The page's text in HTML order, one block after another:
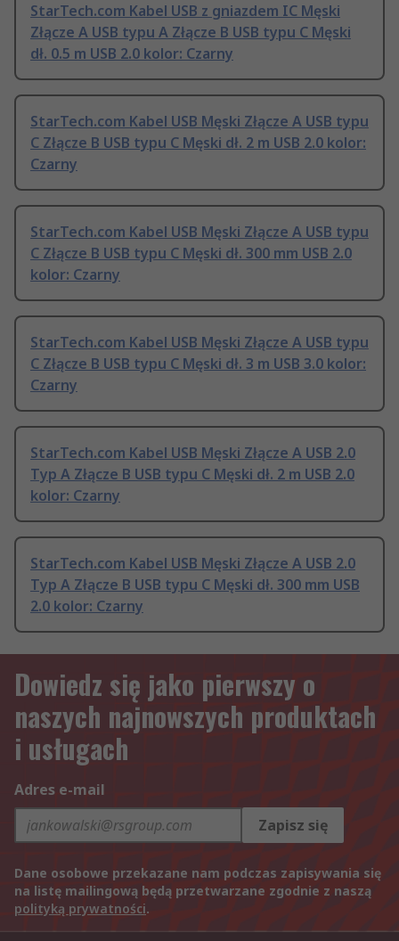
StarTech.com Kabel USB z gniazdem IC Męski
Złącze A USB typu A Złącze B USB typu C Męski
dł. 0.5 m USB 2.0 kolor: Czarny
StarTech.com Kabel USB Męski Złącze A USB typu
C Złącze B USB typu C Męski dł. 2 m USB 2.0 kolor:
Czarny
StarTech.com Kabel USB Męski Złącze A USB typu
C Złącze B USB typu C Męski dł. 300 mm USB 2.0
kolor: Czarny
StarTech.com Kabel USB Męski Złącze A USB typu
C Złącze B USB typu C Męski dł. 3 m USB 3.0 kolor:
Czarny
StarTech.com Kabel USB Męski Złącze A USB 2.0
Typ A Złącze B USB typu C Męski dł. 2 m USB 2.0
kolor: Czarny
StarTech.com Kabel USB Męski Złącze A USB 2.0
Typ A Złącze B USB typu C Męski dł. 300 mm USB
2.0 kolor: Czarny
Dowiedz się jako pierwszy o
naszych najnowszych produktach
i usługach
Adres e-mail
Zapisz się
Dane osobowe przekazane nam podczas zapisywania się
na listę mailingową będą przetwarzane zgodnie z naszą
polityką prywatności.